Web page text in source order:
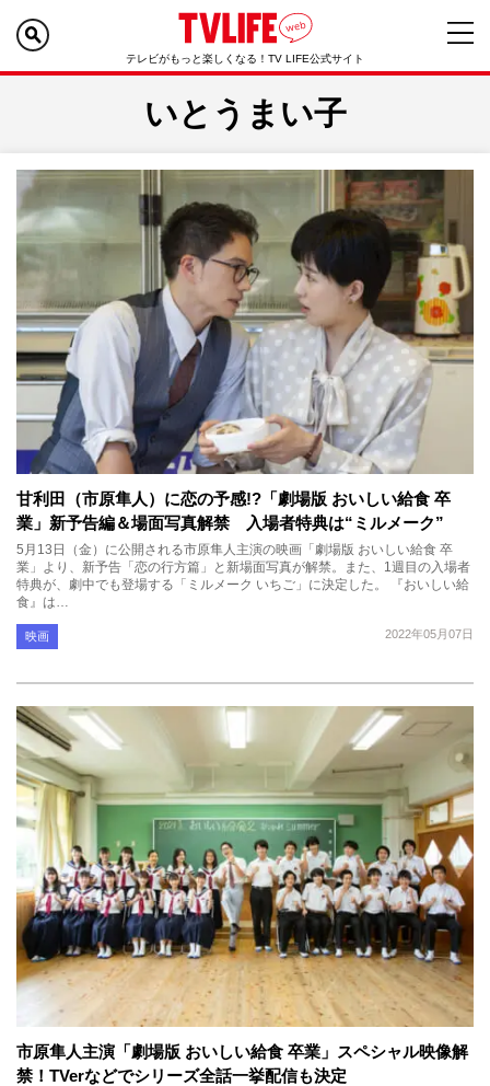
テレビがもっと楽しくなる！TV LIFE公式サイト
いとうまい子
甘利田（市原隼人）に恋の予感!?「劇場版 おいしい給食 卒
業」新予告編＆場面写真解禁 入場者特典は“ミルメーク”
5月13日（金）に公開される市原隼人主演の映画「劇場版 おいしい給食 卒
業」より、新予告「恋の行方篇」と新場面写真が解禁。また、1週目の入場者
特典が、劇中でも登場する「ミルメーク いちご」に決定した。 『おいしい給
食』は…
2022年05月07日
映画
市原隼人主演「劇場版 おいしい給食 卒業」スペシャル映像解
禁！TVerなどでシリーズ全話一挙配信も決定